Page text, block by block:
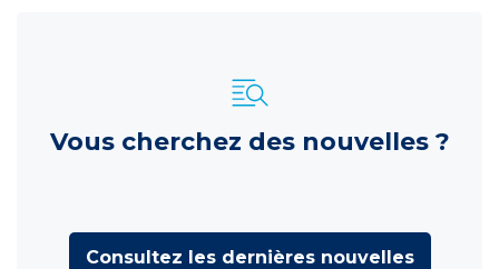
Vous cherchez des nouvelles ?
Consultez les dernières nouvelles